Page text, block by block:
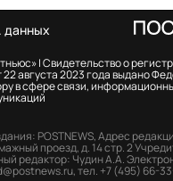
|Свидетельство о
августа 2023 года выдано
в сфере связи,
данных
POSTNEWS,Адрес
проезд, д. 14 стр. 2
редактор: Чудин А.А.
,тел. +7 (495) 66-